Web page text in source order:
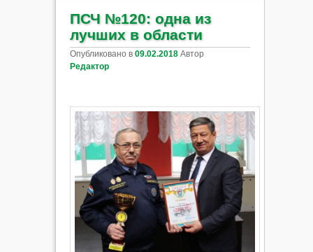
ПСЧ №120: одна из
лучших в области
Опубликовано в 09.02.2018 Автор
Редактор